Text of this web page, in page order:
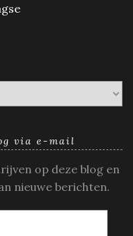
via e-mail
op deze blog en
nieuwe berichten.